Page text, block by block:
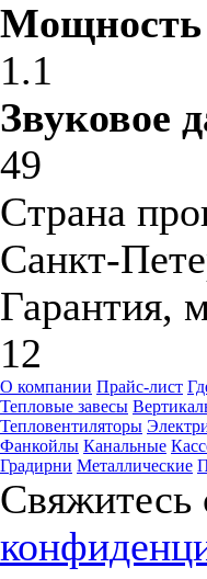
Мощность
1.1
Звуковое
49
Страна
Санкт-
Гарантия,
12
О компании Прайс-лист
Тепловые завесы
Тепловентиляторы
Фанкойлы Канальные
Градирни Металлические
Свяжитесь